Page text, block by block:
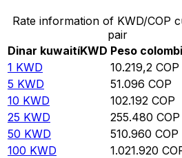
Rate information of KWD/COP
pair
Dinar kuwaitíKWD Peso
1 KWD 10.219,2 COP
5 KWD 51.096 COP
10 KWD 102.192 COP
25 KWD 255.480 COP
50 KWD 510.960 COP
100 KWD 1.021.920